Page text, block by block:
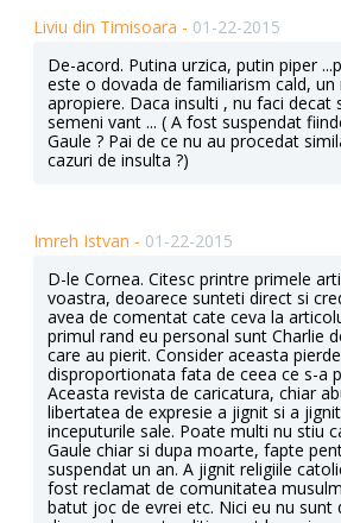
Liviu din Timisoara - 01-22-2015
De-acord. Putina urzica, putin piper
este o dovada de familiarism cald, un
apropiere. Daca insulti , nu faci decat
semeni vant ... ( A fost suspendat
Gaule ? Pai de ce nu au procedat
cazuri de insulta ?)
Imreh Istvan - 01-22-2015
D-le Cornea. Citesc printre primele
voastra, deoarece sunteti direct si
avea de comentat cate ceva la
primul rand eu personal sunt Charlie
care au pierit. Consider aceasta
disproportionata fata de ceea ce s-a
Aceasta revista de caricatura, chiar
libertatea de expresie a jignit si a
inceputurile sale. Poate multi nu stiu
Gaule chiar si dupa moarte, fapte
suspendat un an. A jignit religiile
fost reclamat de comunitatea
batut joc de evrei etc. Nici eu nu sunt